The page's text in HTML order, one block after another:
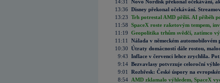
14:31
Novo Nordisk překonal očekávání,
13:36 Disney překonal očekávání.
13:23 Trh potrestal AMD příliš. AI příběh
11:58 SpaceX roste raketovým tempem,
11:19 Geopolitika trhům svědčí, zatímco
11:11
Nálada v německém automobilovém
10:30 Útraty domácností dále rostou,
9:43 Inflace v červenci lehce zrychlila.
9:14 Bezvavlasy potvrzuje celoroční
9:01
Rozbřesk: České úspory na
8:54 AMD zklamalo výhledem, SpaceX